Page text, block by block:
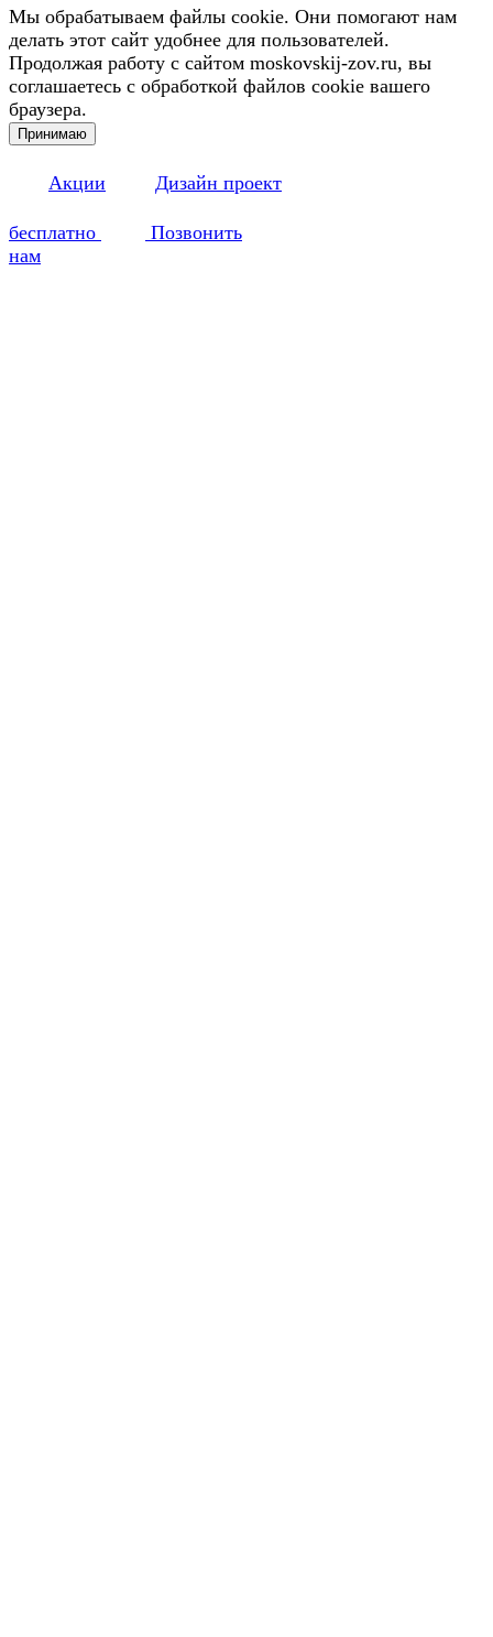
Мы обрабатываем файлы cookie. Они помогают нам
делать этот сайт удобнее для пользователей.
Продолжая работу с сайтом moskovskij-zov.ru, вы
соглашаетесь с обработкой файлов cookie вашего
браузера.
Принимаю
Акции Дизайн проект
бесплатно
Позвонить
нам